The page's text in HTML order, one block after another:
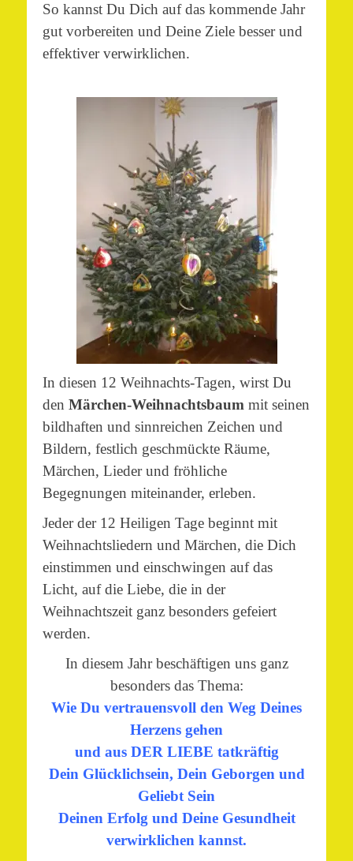
So kannst Du Dich auf das kommende Jahr
gut vorbereiten und Deine Ziele besser und
effektiver verwirklichen.
In diesen 12 Weihnachts-Tagen, wirst Du
den Märchen-Weihnachtsbaum mit seinen
bildhaften und sinnreichen Zeichen und
Bildern, festlich geschmückte Räume,
Märchen, Lieder und fröhliche
Begegnungen miteinander, erleben.
Jeder der 12 Heiligen Tage beginnt mit
Weihnachtsliedern und Märchen, die Dich
einstimmen und einschwingen auf das
Licht, auf die Liebe, die in der
Weihnachtszeit ganz besonders gefeiert
werden.
In diesem Jahr beschäftigen uns ganz
besonders das Thema:
Wie Du vertrauensvoll den Weg Deines
Herzens gehen
und aus DER LIEBE tatkräftig
Dein Glücklichsein, Dein Geborgen und
Geliebt Sein
Deinen Erfolg und Deine Gesundheit
verwirklichen kannst.